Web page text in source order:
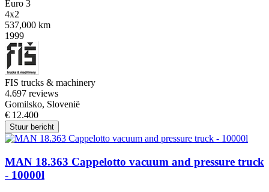
Euro 3
4x2
537,000 km
1999
FIS trucks & machinery
4.697 reviews
Gomilsko, Slovenië
€ 12.400
Stuur bericht
MAN 18.363 Cappelotto vacuum and pressure truck
- 10000l